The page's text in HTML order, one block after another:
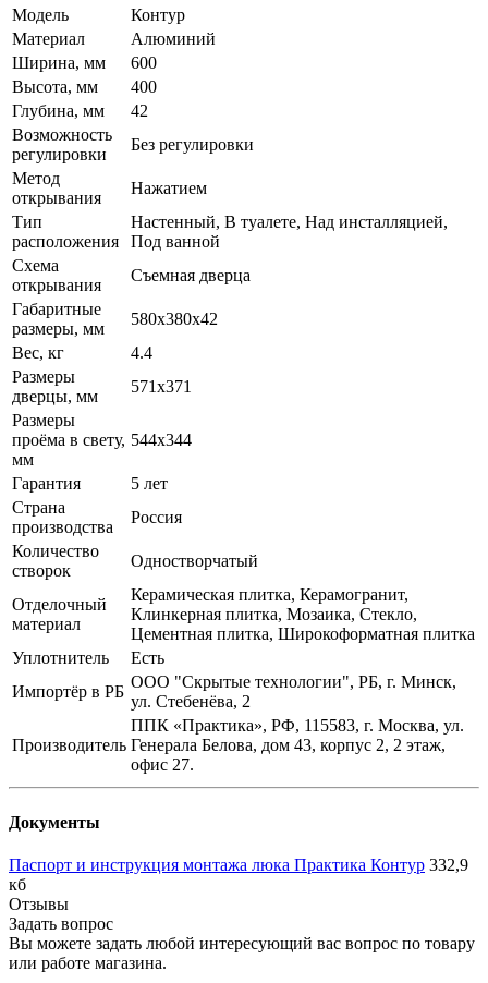
Модель
Контур
Материал
Алюминий
Ширина, мм
600
Высота, мм
400
Глубина, мм
42
Возможность
регулировки
Без регулировки
Метод
открывания
Нажатием
Тип
расположения
Настенный, В туалете, Над инсталляцией,
Под ванной
Схема
открывания
Съемная дверца
Габаритные
размеры, мм
580x380x42
Вес, кг
4.4
Размеры
дверцы, мм
571x371
Размеры
проёма в свету,
мм
544x344
Гарантия
5 лет
Страна
производства
Россия
Количество
створок
Одностворчатый
Отделочный
материал
Керамическая плитка, Керамогранит,
Клинкерная плитка, Мозаика, Стекло,
Цементная плитка, Широкоформатная плитка
Уплотнитель
Есть
Импортёр в РБ
ООО "Скрытые технологии", РБ, г. Минск,
ул. Стебенёва, 2
Производитель
ППК «Практика», РФ, 115583, г. Москва, ул.
Генерала Белова, дом 43, корпус 2, 2 этаж,
офис 27.
Документы
Паспорт и инструкция монтажа люка Практика Контур 332,9
кб
Отзывы
Задать вопрос
Вы можете задать любой интересующий вас вопрос по товару
или работе магазина.